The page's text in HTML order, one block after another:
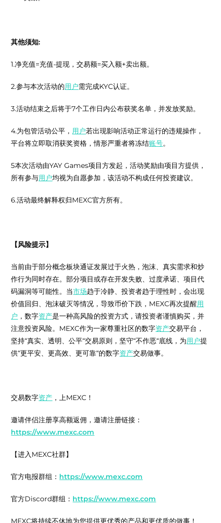
其他须知:
1.净充值=充值-提现，交易额=买入额+卖出额。
2.参与本次活动的用户需完成KYC认证。
3.活动结束之后将于7个工作日内公布获奖名单，并发放奖励。
4.为包管活动公平， 用户若出现影响活动正常运行的违规操作，
平台将立即取消获奖资格，情形严重者将冻结账号。
5本次活动由YAY Games项目方发起，活动奖励由项目方提供，
所有参与用户均视为自愿参加，该活动不构成任何投资建议。
6.活动最终解释权归MEXC官方所有。
【风险提示】
当前由于部分概念板块通证发展过于火热，泡沫、真实需求和炒
作行为同时存在。部分项目或存在开发失败、过度承诺、项目代
码漏洞等可能性。当市场趋于冷静、投资者趋于理性时，会出现
价值回归、泡沫破灭等情况，导致币价下跌，MEXC再次提醒用
户 ，数字资产是一种高风险的投资方式，请投资者谨慎购买，并
注意投资风险。MEXC作为一家尊重社区的数字资产交易平台，
坚持“真实、透明、公平“交易原则，坚守“不作恶“底线，为用户提
供“更平安、更高效、更可靠“的数字资产交易做事。
交易数字资产 ，上MEXC！
邀请伴侣注册享高额返佣，邀请注册链接：
https://www.mexc.com
【进入MEXC社群】
官方电报群组： https://www.mexc.com
官方Discord群组： https://www.mexc.com
MEXC将持续不休地为您提供更优秀的产品和更优质的做事！